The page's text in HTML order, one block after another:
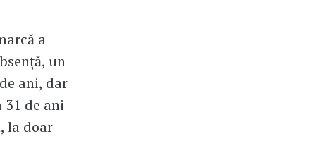
a
un
ani, dar
de ani
la doar